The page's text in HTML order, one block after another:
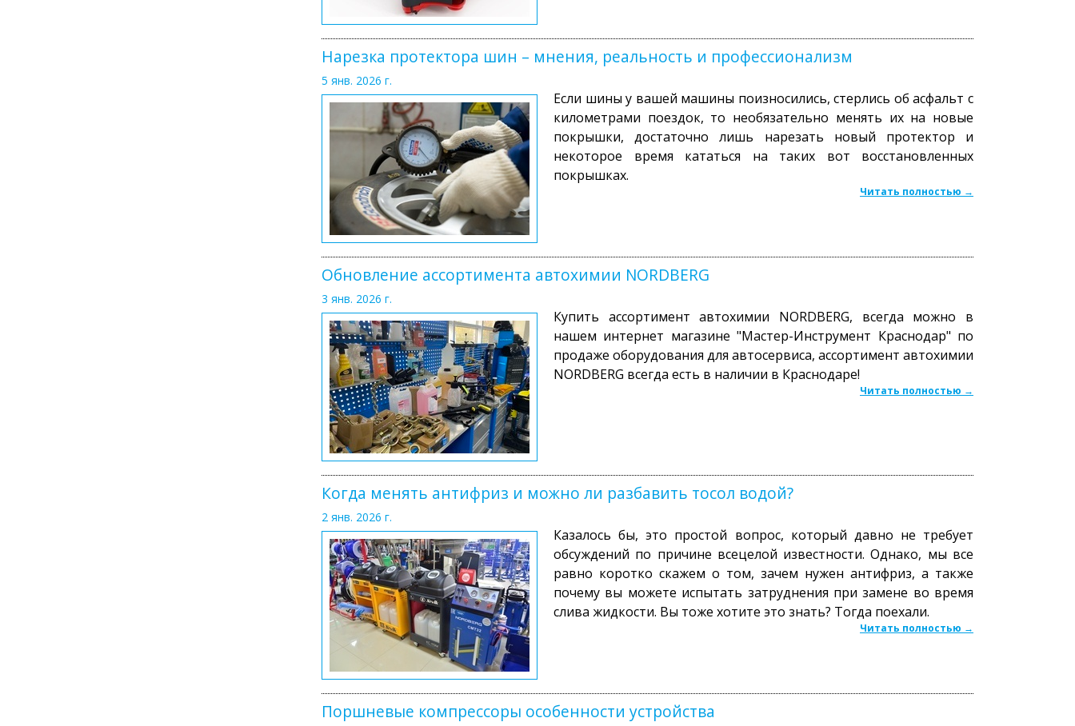
Нарезка протектора шин – мнения, реальность и профессионализм
5 янв. 2026 г.
Если шины у вашей машины поизносились, стерлись об асфальт с
километрами поездок, то необязательно менять их на новые
покрышки, достаточно лишь нарезать новый протектор и
некоторое время кататься на таких вот восстановленных
покрышках.
Читать полностью →
Обновление ассортимента автохимии NORDBERG
3 янв. 2026 г.
Купить ассортимент автохимии NORDBERG, всегда можно в
нашем интернет магазине "Мастер-Инструмент Краснодар" по
продаже оборудования для автосервиса, ассортимент автохимии
NORDBERG всегда есть в наличии в Краснодаре!
Читать полностью →
Когда менять антифриз и можно ли разбавить тосол водой?
2 янв. 2026 г.
Казалось бы, это простой вопрос, который давно не требует
обсуждений по причине всецелой известности. Однако, мы все
равно коротко скажем о том, зачем нужен антифриз, а также
почему вы можете испытать затруднения при замене во время
слива жидкости. Вы тоже хотите это знать? Тогда поехали.
Читать полностью →
Поршневые компрессоры особенности устройства